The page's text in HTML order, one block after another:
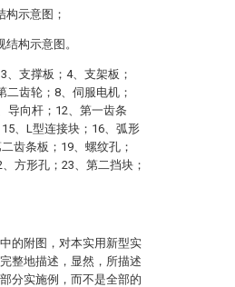
构示意图；
构示意图。
、支撑板；4、支架板；
二齿轮；8、伺服电机；
导向杆；12、第一齿条
、L型连接块；16、弧形
齿条板；19、螺纹孔；
方形孔；23、第二挡块；
的附图，对本实用新型实
整地描述，显然，所描述
分实施例，而不是全部的